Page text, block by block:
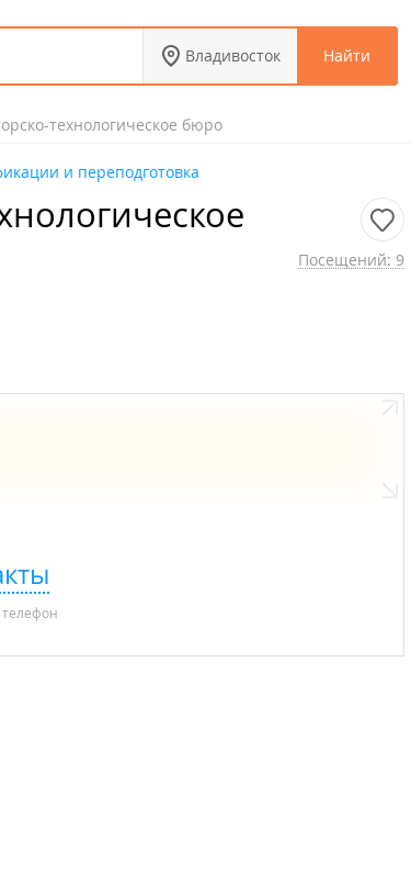
Владивосток Найти
технологическое бюро
и переподготовка
Посещений: 9
телефон